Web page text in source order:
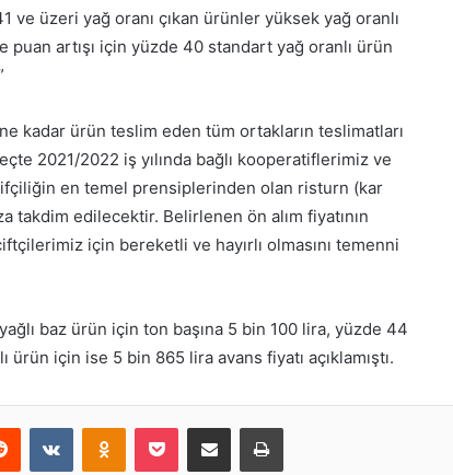
ve üzeri yağ oranı çıkan ürünler yüksek yağ oranlı
artışı için yüzde 40 standart yağ oranlı ürün
kadar ürün teslim eden tüm ortakların teslimatları
2021/2022 iş yılında bağlı kooperatiflerimiz ve
en temel prensiplerinden olan risturn (kar
takdim edilecektir. Belirlenen ön alım fiyatının
için bereketli ve hayırlı olmasını temenni
baz ürün için ton başına 5 bin 100 lira, yüzde 44
için ise 5 bin 865 lira avans fiyatı açıklamıştı.
Reddit VKontakteOdnoklassniki
Pocket E-Posta ile paylaş Yazdır